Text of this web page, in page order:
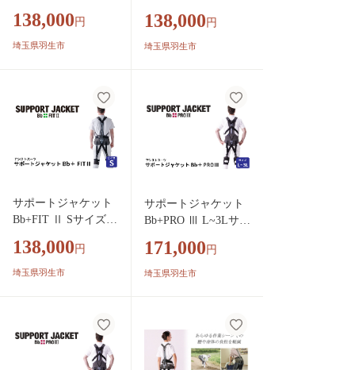
兼用 サポート 介護
農業 家事 除雪 腰 体
社サポートジャケッ
ト 埼玉県 羽生市
138,000 円
埼玉県羽生市
兼用 サポート 介護
農業 家事 除雪 腰 体
ポートジャケット 埼
玉県 羽生市
138,000 円
埼玉県羽生市
サポートジャケット
Bb+FIT Ⅱ Sサイズ
兼用 サポート 介護
農業 家事 除雪 腰 体
社サポートジャケッ
ト 埼玉県 羽生市
138,000 円
埼玉県羽生市
サポートジャケット
Bb+PRO Ⅲ L~3Lサイ
女兼用 サポート 介護
農業 家事 除雪 腰 体
ポートジャケット 埼
玉県 羽生市
171,000 円
埼玉県羽生市